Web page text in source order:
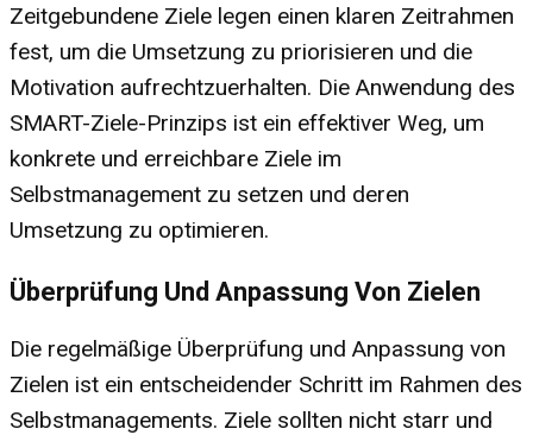
Zeitgebundene Ziele legen einen klaren Zeitrahmen
fest, um die Umsetzung zu priorisieren und die
Motivation aufrechtzuerhalten. Die Anwendung des
SMART-Ziele-Prinzips ist ein effektiver Weg, um
konkrete und erreichbare Ziele im
Selbstmanagement zu setzen und deren
Umsetzung zu optimieren.
Überprüfung Und Anpassung Von Zielen
Die regelmäßige Überprüfung und Anpassung von
Zielen ist ein entscheidender Schritt im Rahmen des
Selbstmanagements. Ziele sollten nicht starr und